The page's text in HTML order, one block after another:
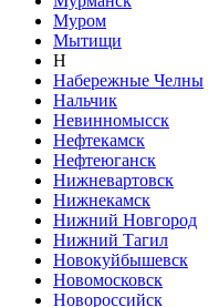
Муром
Мытищи
Н
Набережные Челны
Нальчик
Невинномысск
Нефтекамск
Нефтеюганск
Нижневартовск
Нижнекамск
Нижний Новгород
Нижний Тагил
Новокуйбышевск
Новомосковск
Новороссийск